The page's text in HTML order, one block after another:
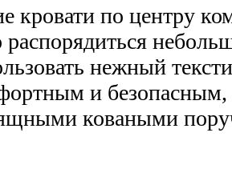
кровати по центру
распорядиться
нежный
и безопасным,
коваными